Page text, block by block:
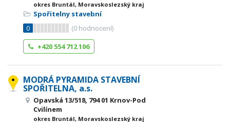
okres Bruntál, Moravskoslezský kraj
Spořitelny stavební
0
(0 hodnocení)
+420 554 712 106
MODRÁ PYRAMIDA STAVEBNÍ
SPOŘITELNA, a.s.
Opavská 13/518, 794 01 Krnov-Pod
Cvilínem
okres Bruntál, Moravskoslezský kraj